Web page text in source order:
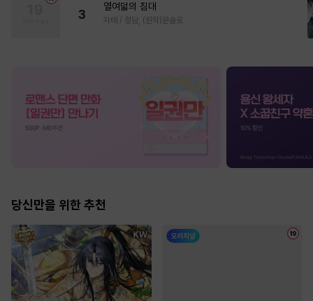
3
열여덟의 침대
자태 / 청담, (원작)문슬로
당신만을 위한 추천